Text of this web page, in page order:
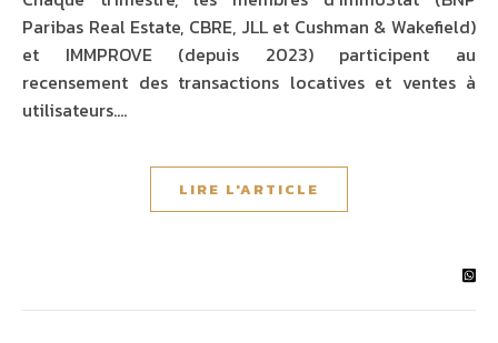
Paribas Real Estate, CBRE, JLL et Cushman & Wakefield)
et IMMPROVE (depuis 2023) participent au
recensement des transactions locatives et ventes à
utilisateurs.…
LIRE L'ARTICLE